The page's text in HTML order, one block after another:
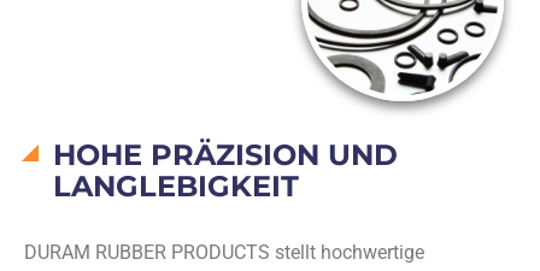
HOHE PRÄZISION UND
LANGLEBIGKEIT
DURAM RUBBER PRODUCTS stellt hochwertige